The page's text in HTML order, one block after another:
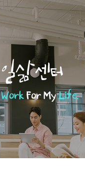
일삶센터
WorkFor MyLife.